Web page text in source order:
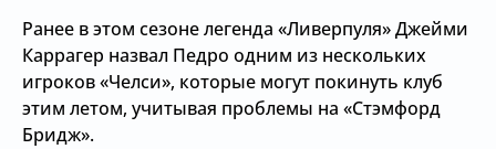
Ранее в этом сезоне легенда «Ливерпуля» Джейми
Каррагер назвал Педро одним из нескольких
игроков «Челси», которые могут покинуть клуб
этим летом, учитывая проблемы на «Стэмфорд
Бридж».